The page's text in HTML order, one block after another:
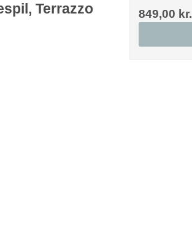
Terrazzo
849,00 kr.